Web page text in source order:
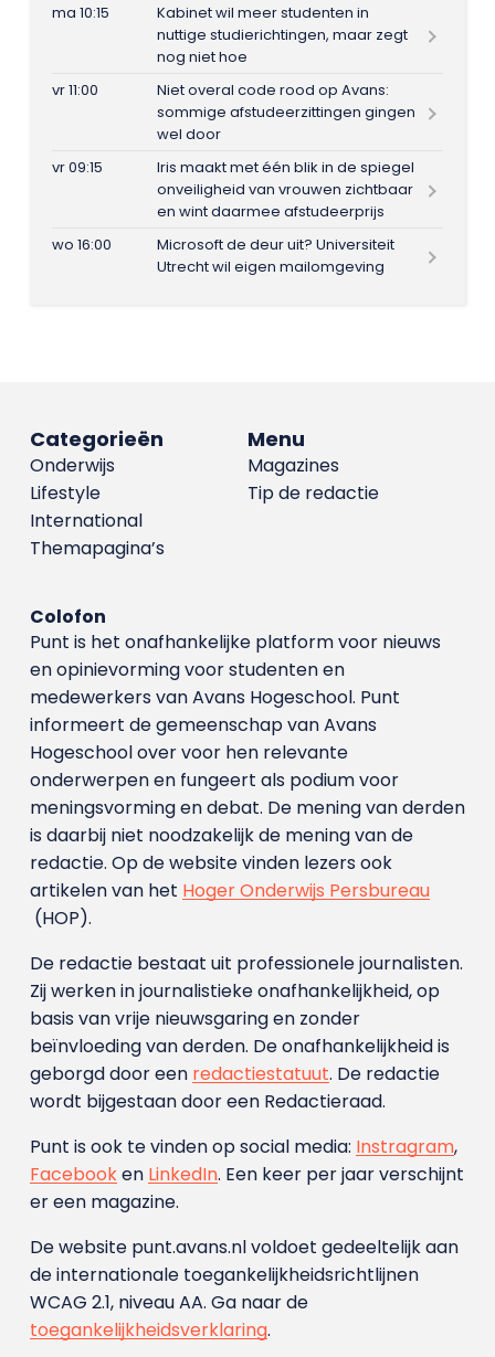
ma 10:15
Kabinet wil meer studenten in
nuttige studierichtingen, maar zegt
nog niet hoe
vr 11:00
Niet overal code rood op Avans:
sommige afstudeerzittingen gingen
wel door
vr 09:15
Iris maakt met één blik in de spiegel
onveiligheid van vrouwen zichtbaar
en wint daarmee afstudeerprijs
wo 16:00
Microsoft de deur uit? Universiteit
Utrecht wil eigen mailomgeving
Menu
Magazines
Tip de redactie
Categorieën
Onderwijs
Lifestyle
International
Themapagina’s
Colofon
Punt is het onafhankelijke platform voor nieuws
en opinievorming voor studenten en
medewerkers van Avans Hoge­school. Punt
informeert de gemeenschap van Avans
Hogeschool over voor hen relevante
onderwerpen en fungeert als podium voor
meningsvorming en debat. De mening van derden
is daarbij niet noodzakelijk de mening van de
redactie. Op de website vinden lezers ook
artikelen van het Hoger Onderwijs Persbureau
(HOP).
De redactie bestaat uit professionele journalisten.
Zij werken in journalistieke onafhankelijkheid, op
basis van vrije nieuwsgaring en zonder
beïnvloeding van derden. De onafhankelijkheid is
geborgd door een redactiestatuut. De redactie
wordt bijgestaan door een Redactieraad.
Punt is ook te vinden op social media: Instragram,
Facebooken LinkedIn. Een keer per jaar verschijnt
er een magazine.
De website punt.avans.nl voldoet gedeeltelijk aan
de internationale toegankelijkheidsrichtlijnen
WCAG 2.1, niveau AA. Ga naar de
toegankelijkheidsverklaring.